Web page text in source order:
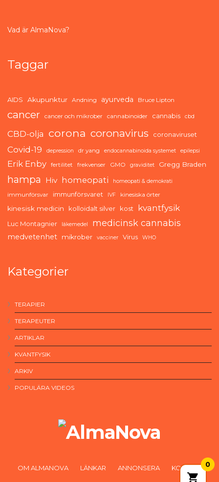
Vad är AlmaNova?
Taggar
AIDS Akupunktur Andning ayurveda Bruce Lipton
cancer cancer och mikrober cannabinoider cannabis cbd
CBD-olja corona coronavirus coronaviruset
Covid-19 depression dr yang endocannabinoida systemet epilepsi
Erik Enby fertilitet frekvenser GMO graviditet Gregg Braden
hampa Hiv homeopati homeopati & demokrati
immunförsvar immunförsvaret IVF kinesiska örter
kinesisk medicin kolloidalt silver kost kvantfysik
Luc Montagnier läkemedel medicinsk cannabis
medvetenhet mikrober vacciner Virus WHO
Kategorier
TERAPIER
TERAPEUTER
ARTIKLAR
KVANTFYSIK
ARKIV
POPULÄRA VIDEOS
OM ALMANOVA LÄNKAR ANNONSERA KONTAKT 0